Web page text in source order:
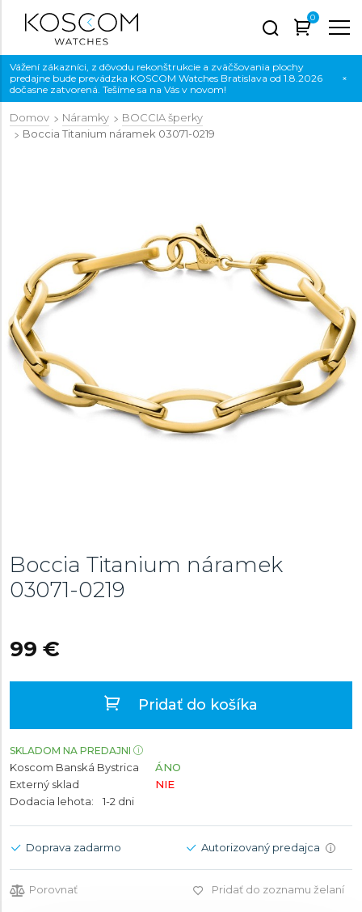
0
Vážení zákazníci, z dôvodu rekonštrukcie a zväčšovania plochy
predajne bude prevádzka KOSCOM Watches Bratislava od 1.8.2026
dočasne zatvorená. Tešíme sa na Vás v novom!
×
Domov Náramky
BOCCIA šperky
Boccia Titanium náramek 03071-0219
Boccia Titanium náramek
03071-0219
99 €
Pridať do košíka
SKLADOM NA PREDAJNI
Koscom Banská Bystrica
ÁNO
Externý sklad
NIE
Dodacia lehota:
1-2 dni
Doprava zadarmo Autorizovaný predajca i
Porovnať Pridať do zoznamu želaní